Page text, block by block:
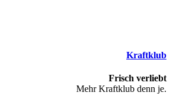
Kraftklub
Frisch verliebt
Mehr Kraftklub denn je.